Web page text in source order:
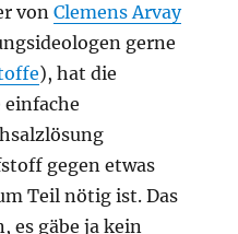
vonClemens Arvay
gerne
), hat die
einfache
gegen etwas
Teil nötig ist. Das
es gäbe ja kein